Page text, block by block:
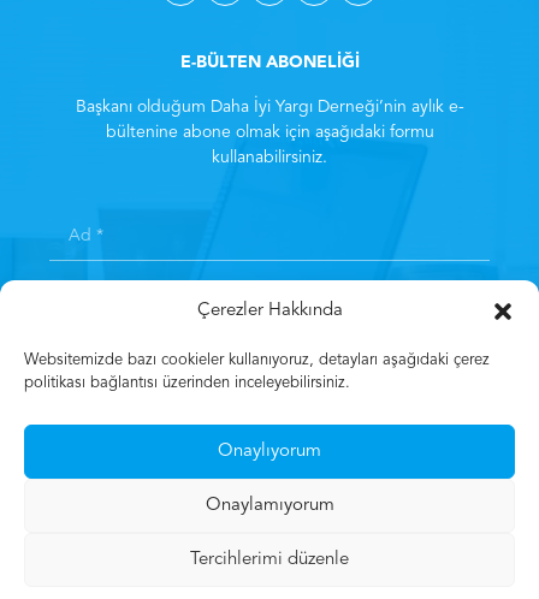
Çerezler Hakkında
Websitemizde bazı cookieler kullanıyoruz, detayları aşağıdaki çerez
politikası bağlantısı üzerinden inceleyebilirsiniz.
Onaylıyorum
Onaylamıyorum
Tercihlerimi düzenle
E-BÜLTEN ABONELİĞİ
Başkanı olduğum Daha İyi Yargı Derneği’nin aylık e-
bültenine abone olmak için aşağıdaki formu
kullanabilirsiniz.